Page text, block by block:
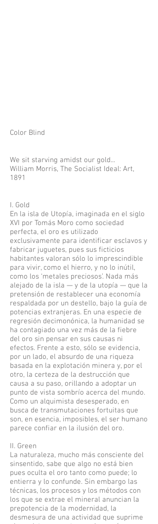
Color Blind
We sit starving amidst our gold...
William Morris, The Socialist Ideal: Art,
1891
I. Gold
En la isla de Utopía, imaginada en el siglo
XVI por Tomás Moro como sociedad
perfecta, el oro es utilizado
exclusivamente para identificar esclavos y
fabricar juguetes, pues sus ficticios
habitantes valoran sólo lo imprescindible
para vivir, como el hierro, y no lo inútil,
como los ‘metales preciosos’. Nada más
alejado de la isla — y de la utopía — que la
pretensión de restablecer una economía
respaldada por un destello, bajo la guía de
potencias extranjeras. En una especie de
regresión decimonónica, la humanidad se
ha contagiado una vez más de la fiebre
del oro sin pensar en sus causas ni
efectos. Frente a esto, sólo se evidencia,
por un lado, el absurdo de una riqueza
basada en la explotación minera y, por el
otro, la certeza de la destrucción que
causa a su paso, orillando a adoptar un
punto de vista sombrío acerca del mundo.
Como un alquimista desesperado, en
busca de transmutaciones fortuitas que
son, en esencia, imposibles, el ser humano
parece confiar en la ilusión del oro.
II. Green
La naturaleza, mucho más consciente del
sinsentido, sabe que algo no está bien
pues oculta el oro tanto como puede; lo
entierra y lo confunde. Sin embargo las
técnicas, los procesos y los métodos con
los que se extrae el mineral anuncian la
prepotencia de la modernidad, la
desmesura de una actividad que suprime